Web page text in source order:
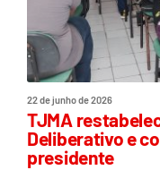
22 de junho de 2026
TJMA
Deliberativo e
presidente